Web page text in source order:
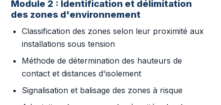
Module 2 : Identification et délimitation
des zones d'environnement
Classification des zones selon leur proximité aux
installations sous tension
Méthode de détermination des hauteurs de
contact et distances d'isolement
Signalisation et balisage des zones à risque